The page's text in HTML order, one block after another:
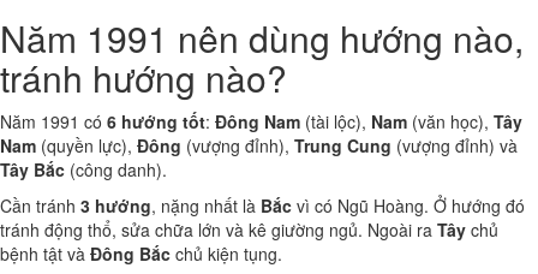
Năm 1991 nên dùng hướng nào,
tránh hướng nào?
Năm 1991 có 6 hướng tốt: Đông Nam (tài lộc), Nam (văn học), Tây
Nam (quyền lực), Đông (vượng đỉnh), Trung Cung (vượng đỉnh) và
Tây Bắc (công danh).
Cần tránh 3 hướng, nặng nhất là Bắc vì có Ngũ Hoàng. Ở hướng đó
tránh động thổ, sửa chữa lớn và kê giường ngủ. Ngoài ra Tây chủ
bệnh tật và Đông Bắc chủ kiện tụng.